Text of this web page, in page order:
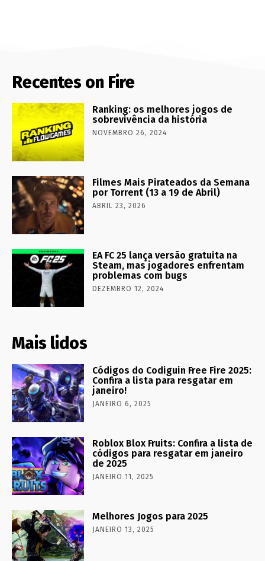
Recentes on Fire
Ranking: os melhores jogos de
sobrevivência da história
NOVEMBRO 26, 2024
Filmes Mais Pirateados da Semana
por Torrent (13 a 19 de Abril)
ABRIL 23, 2026
EA FC 25 lança versão gratuita na
Steam, mas jogadores enfrentam
problemas com bugs
DEZEMBRO 12, 2024
Mais lidos
Códigos do Codiguin Free Fire 2025:
Confira a lista para resgatar em
janeiro!
JANEIRO 6, 2025
Roblox Blox Fruits: Confira a lista de
códigos para resgatar em janeiro
de 2025
JANEIRO 11, 2025
Melhores Jogos para 2025
JANEIRO 13, 2025